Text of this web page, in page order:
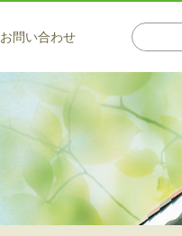
郁青会について
介護系サービス
ビス
ビス
の利用相談窓口
通所サービス
施設 倉敷藤戸荘（通所・リハ）
らつデイサービス 百楽苑
お問い合わせ